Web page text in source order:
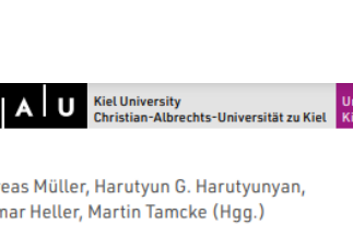
քարոզարշավի